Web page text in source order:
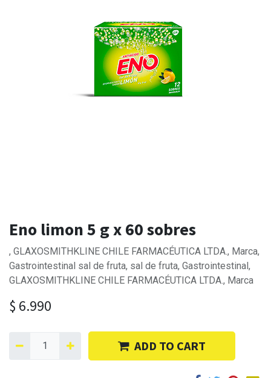
Eno limon 5 g x 60 sobres
, GLAXOSMITHKLINE CHILE FARMACÉUTICA LTDA., Marca,
Gastrointestinal sal de fruta, sal de fruta, Gastrointestinal,
GLAXOSMITHKLINE CHILE FARMACÉUTICA LTDA., Marca
$ 6.990
ADD TO CART